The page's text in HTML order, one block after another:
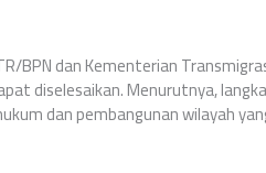
BPN dan Kementerian
diselesaikan. Menurutnya,
dan pembangunan wilayah